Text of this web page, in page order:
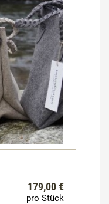
179,00 €
pro Stück